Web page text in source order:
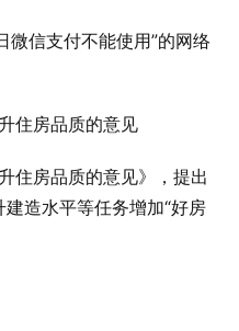
微信支付不能使用”的网络
住房品质的意见
住房品质的意见》，提出
造水平等任务增加“好房